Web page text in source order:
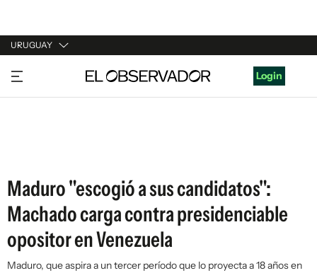
URUGUAY
URUGUAY
ARGENTINA
Login
Maduro "escogió a sus candidatos":
Machado carga contra presidenciable
opositor en Venezuela
Maduro, que aspira a un tercer período que lo proyecta a 18 años en